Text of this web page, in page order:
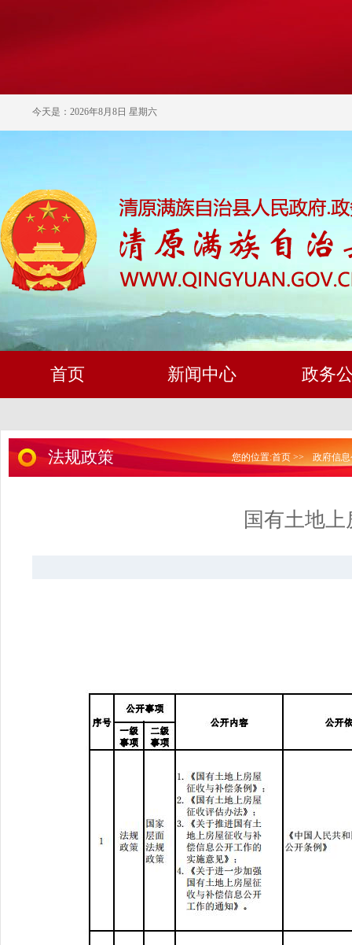
今天是：2026年8月8日 星期六
首页 新闻中心 政务
法规政策 您的位置:首页 >> 政府信
国有土地